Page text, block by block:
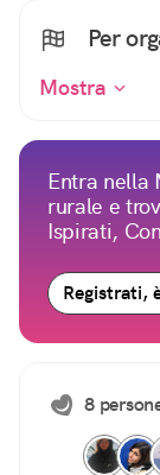
Per
Mostra
Entra nella
rurale e
Ispirati,
Registrati,
8